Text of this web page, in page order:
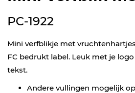
PC-1922
Mini verfblikje met
FC bedrukt label. Leuk met je
tekst.
Andere vullingen mogelijk